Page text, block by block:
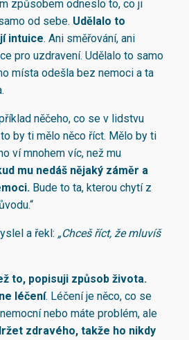
způsobem odneslo to, co ji
od sebe. Udělalo to
intuice. Ani směřování, ani
pro uzdravení. Udělalo to samo
místa odešla bez nemoci a ta
něčeho, co se v lidstvu
by ti mělo něco říct. Mělo by ti
ví mnohem víc, než mu
mu nedáš nějaký záměr a
Bude to ta, kterou chytí z
a řekl: „Chceš říct, že mluvíš
to, popisuji způsob života.
léčení. Léčení je něco, co se
nebo máte problém, ale
zdravého, takže ho nikdy